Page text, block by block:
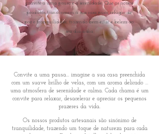
convite a uma pausa e à serenidade. Que os nossos
produtos transformem a sua casa num refúgio de
paz e tranquilidade, trazendo bem-estar e beleza ao
seu dia-a-dia
Convite a uma pausa... imagine a sua casa preenchida
com um suave brilho de velas, com um aroma delicado …
uma atmosfera de serenidade e calma. Cada chama é um
convite para relaxar, desacelerar e apreciar os pequenos
prazeres da vida.
Os nossos produtos artesanais são sinónimo de
tranquilidade, trazendo um toque de natureza para cada